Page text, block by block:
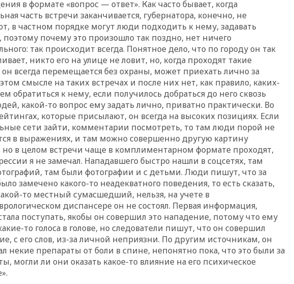
06:01
МИД РФ: Казахстан
понимает сущность киевского
режима
Армстронга впервые за 38 лет
выставили на продажу
быть готовой к продолжению
украинского конфликта
03:16 Трамп заявил, что
предпочел бы соглашение с
Ираном
02:06 Лантратова: судьба
сотни жителей Курской
области все еще неизвестна
01:10 МИД РФ: ЕС пытается
сохранить мобилизационный
ресурс для Украины
00:05Девочка с «маской
Бэтмена» показала лицо
после последней операции
вчера, 23:35 Российского
историка Артема Кирпиченка
арестовали в Израиле
в формате «вопрос — ответ». Как часто бывает, когда
часть встречи заканчивается, губернатора, конечно, не
в частном порядке могут люди подходить к нему, задавать
поэтому почему это произошло так поздно, нет ничего
так происходит всегда. Понятное дело, что по городу он так
никто его на улице не ловит, но, когда проходят такие
он всегда перемещается без охраны, может приехать лично за
смысле на таких встречах и после них нет, как правило, каких-
обратиться к нему, если получилось добраться до него сквозь
какой-то вопрос ему задать лично, приватно практически. Во
которые присылают, он всегда на высоких позициях. Если
сети зайти, комментарии посмотреть, то там люди порой не
в выражениях, и там можно совершенно другую картину
но в целом встречи чаще в комплиментарном формате проходят,
я не замечал. Нападавшего быстро нашли в соцсетях, там
там были фотографии и с детьми. Люди пишут, что за
замечено какого-то неадекватного поведения, то есть сказать,
то местный сумасшедший, нельзя, на учете в
диспансере он не состоял. Первая информация,
поступать, якобы он совершил это нападение, потому что ему
то голоса в голове, но следователи пишут, что он совершил
с его слов, из-за личной неприязни. По другим источникам, он
некие препараты от боли в спине, непонятно пока, что это были за
могли ли они оказать какое-то влияние на его психическое